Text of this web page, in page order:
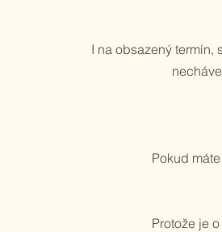
I na obsazený termín,
Pokud
Protože je